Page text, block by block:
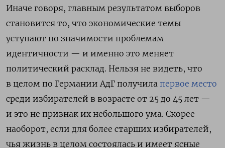
Иначе говоря, главным результатом выборов
становится то, что экономические темы
уступают по значимости проблемам
идентичности — и именно это меняет
политический расклад. Нельзя не видеть, что
в целом по Германии АдГ получила первое место
среди избирателей в возрасте от 25 до 45 лет —
и это не признак их небольшого ума. Скорее
наоборот, если для более старших избирателей,
чья жизнь в целом состоялась и имеет ясные